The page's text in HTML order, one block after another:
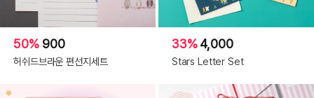
50% 900
허쉬드브라운 편선지세트
33%4,000
Stars Letter Set